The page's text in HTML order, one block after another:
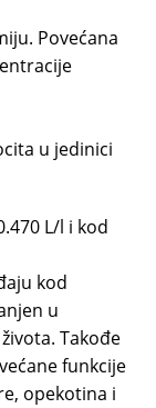
Povećana
u jedinici
L/l i kod
kod
u
Takođe
funkcije
opekotina i